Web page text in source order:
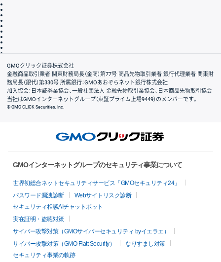
会社案内
GMOクリック証券株式会社
金融商品取引業者 関東財務局長（金商）第77号 商品先物取引業者 銀行代理業者 関東財
務局長（銀代）第330号 所属銀行：GMOあおぞらネット銀行株式会社
加入協会：日本証券業協会、一般社団法人 金融先物取引業協会、日本商品先物取引協会
当社はGMOインターネットグループ（東証プライム上場9449）のメンバーです。
© GMO CLICK Securities, Inc.
GMOインターネットグループのセキュリティ事業について
世界初総合ネットセキュリティサービス「GMOセキュリティ24」
パスワード漏洩診断
Webサイトリスク診断
セキュリティ相談AIチャットボット
実在証明・盗聴対策
サイバー攻撃対策（GMOサイバーセキュリティ byイエラエ）
サイバー攻撃対策（GMO Flatt Security）
なりすまし対策
セキュリティ事業の軌跡